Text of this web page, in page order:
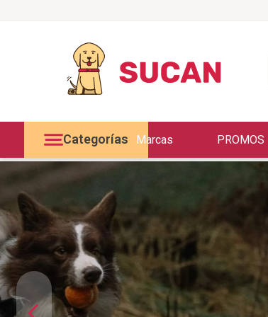
Categorías Marcas PROMOS